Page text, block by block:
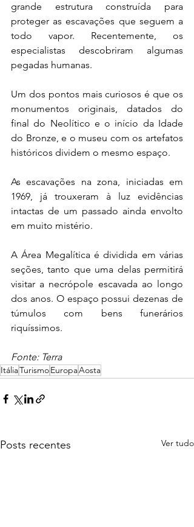
grande estrutura construída para
proteger as escavações que seguem a
todo vapor. Recentemente, os
especialistas descobriram algumas
pegadas humanas.
Um dos pontos mais curiosos é que os
monumentos originais, datados do
final do Neolítico e o início da Idade
do Bronze, e o museu com os artefatos
históricos dividem o mesmo espaço.
As escavações na zona, iniciadas em
1969, já trouxeram à luz evidências
intactas de um passado ainda envolto
em muito mistério.
A Área Megalítica é dividida em várias
seções, tanto que uma delas permitirá
visitar a necrópole escavada ao longo
dos anos. O espaço possui dezenas de
túmulos com bens funerários
riquíssimos.
Fonte: Terra
ItáliaTurismoEuropaAosta
Posts recentes Ver tudo